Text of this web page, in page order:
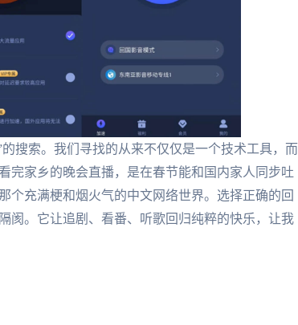
搜索。我们寻找的从来不仅仅是一个技术工具，而
完家乡的晚会直播，是在春节能和国内家人同步吐
个充满梗和烟火气的中文网络世界。选择正确的回
阂。它让追剧、看番、听歌回归纯粹的快乐，让我